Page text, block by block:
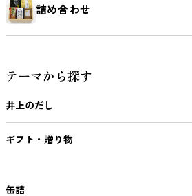
詰め合わせ
テーマから探す
井上のだし
ギフト・贈り物
缶詰